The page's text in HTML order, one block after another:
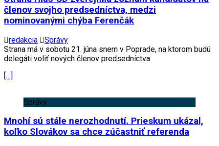
členov svojho predsedníctva, medzi
nominovanými chýba Ferenčák
redakcia
Správy
Strana má v sobotu 21. júna snem v Poprade, na ktorom budú
delegáti voliť nových členov predsedníctva.
[…]
Správy
Mnohí sú stále nerozhodnutí. Prieskum ukázal,
koľko Slovákov sa chce zúčastniť referenda